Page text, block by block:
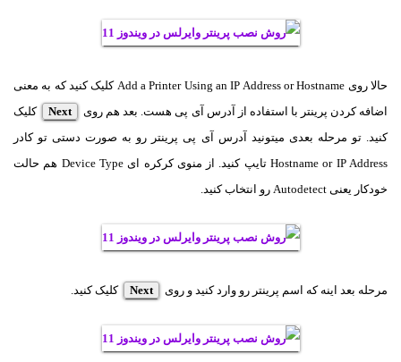
حالا روی Add a Printer Using an IP Address or Hostname کلیک کنید که به معنی
اضافه کردن پرینتر با استفاده از آدرس آی پی هست. بعد هم روی
Next
کلیک
کنید. تو مرحله بعدی میتونید آدرس آی پی پرینتر رو به صورت دستی تو کادر
Hostname or IP Address تایپ کنید. از منوی کرکره ای Device Type هم حالت
خودکار یعنی Autodetect رو انتخاب کنید.
مرحله بعد اینه که اسم پرینتر رو وارد کنید و روی Next کلیک کنید.